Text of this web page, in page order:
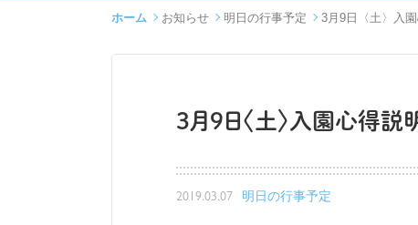
ホーム お知らせ 明日の行事予定 3月9日〈土〉入
3月9日〈土〉入園心得説
2019.03.07 明日の行事予定